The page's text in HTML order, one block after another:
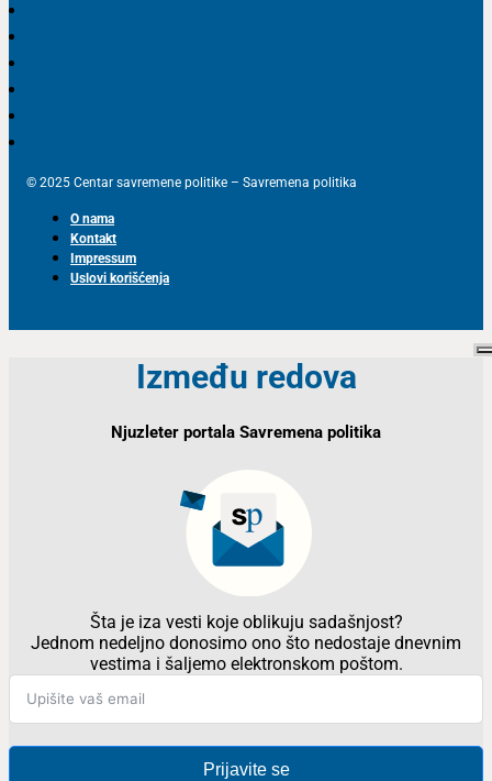
© 2025 Centar savremene politike – Savremena politika
O nama
Kontakt
Impressum
Uslovi korišćenja
Između redova
Njuzleter portala Savremena politika
Šta je iza vesti koje oblikuju sadašnjost?
Jednom nedeljno donosimo ono što nedostaje dnevnim
vestima i šaljemo elektronskom poštom.
Prijavite se